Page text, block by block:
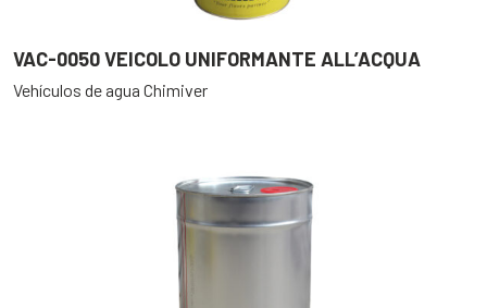
VAC-0050 VEICOLO UNIFORMANTE ALL’ACQUA
Vehículos de agua Chimiver